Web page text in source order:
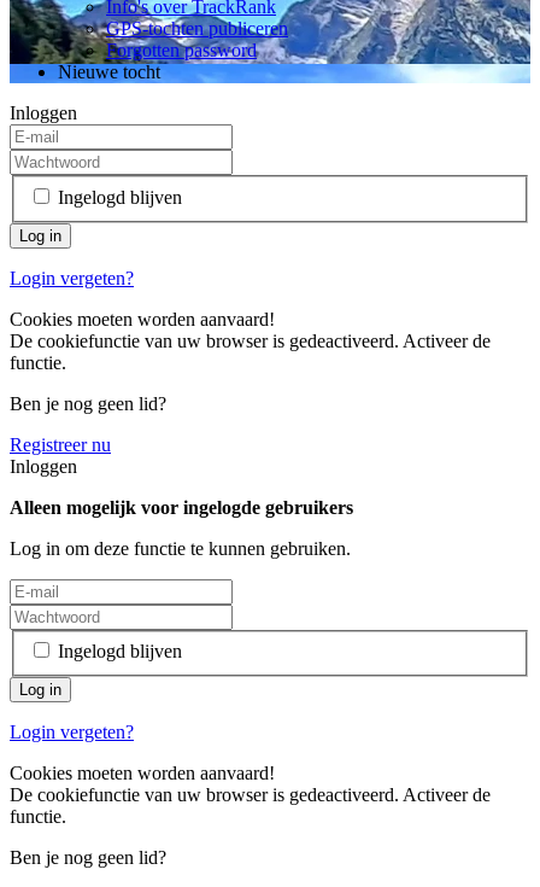
Info's over TrackRank
GPS-tochten publiceren
Forgotten password
Nieuwe tocht
Inloggen
Ingelogd blijven
Login vergeten?
Cookies moeten worden aanvaard!
De cookiefunctie van uw browser is gedeactiveerd. Activeer de
functie.
Ben je nog geen lid?
Registreer nu
Inloggen
Alleen mogelijk voor ingelogde gebruikers
Log in om deze functie te kunnen gebruiken.
Ingelogd blijven
Login vergeten?
Cookies moeten worden aanvaard!
De cookiefunctie van uw browser is gedeactiveerd. Activeer de
functie.
Ben je nog geen lid?